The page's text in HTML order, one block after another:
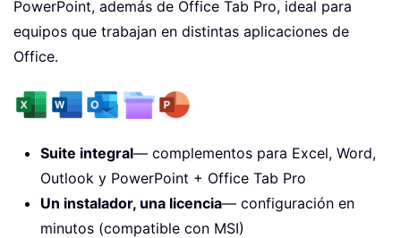
PowerPoint, además de Office Tab Pro, ideal para
equipos que trabajan en distintas aplicaciones de
Office.
Suite integral— complementos para Excel, Word,
Outlook y PowerPoint + Office Tab Pro
Un instalador, una licencia— configuración en
minutos (compatible con MSI)